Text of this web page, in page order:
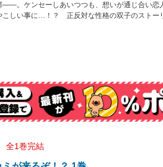
――。ケンセーしあいつつも、想いが通じ合い
こしい事に…！？ 正反対な性格の双子のストー
全1巻完結